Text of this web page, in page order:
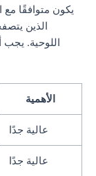
يكون متوافقًا مع
الذين
اللوحية.
الأهمية
عالية جدًا
عالية جدًا